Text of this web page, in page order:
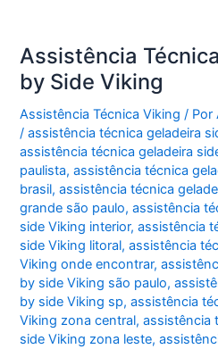
Assistência
by Side Viking
Assistência Técnica Viking / Por
/assistência técnica geladeira
assistência técnica geladeira
paulista,assistência técnica
brasil,assistência técnica
grande são paulo,assistência
side Viking interior,assistência
side Viking litoral,assistência
Viking onde encontrar,
by side Viking são paulo,
by side Viking sp,assistência
Viking zona central,assistência
side Viking zona leste,